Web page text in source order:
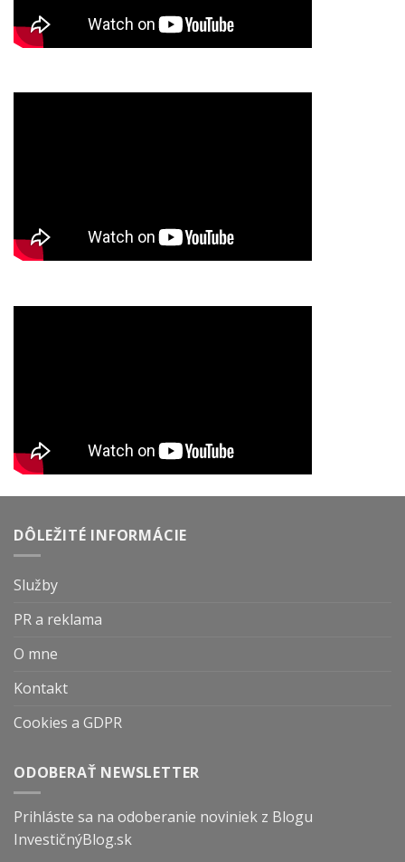
DÔLEŽITÉ INFORMÁCIE
Služby
PR a reklama
O mne
Kontakt
Cookies a GDPR
ODOBERAŤ NEWSLETTER
Prihláste sa na odoberanie noviniek z Blogu
InvestičnýBlog.sk